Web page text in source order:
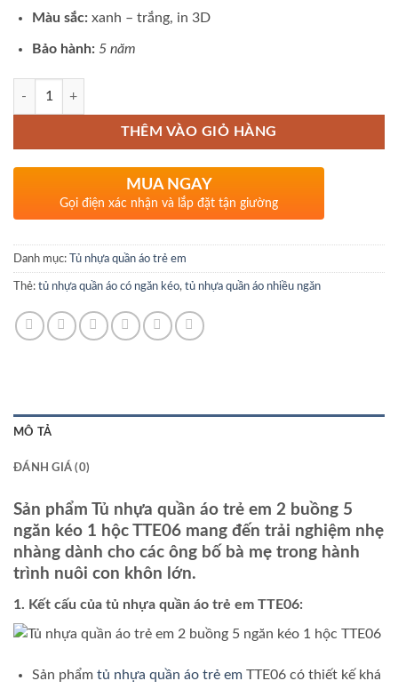
Màu sắc:xanh – trắng, in 3D
Bảo hành: 5 năm
Số lượng
THÊM VÀO GIỎ HÀNG
MUA NGAY
Gọi điện xác nhận và lắp đặt tận giường
Danh mục: Tủ nhựa quần áo trẻ em
Thẻ: tủ nhựa quần áo có ngăn kéo, tủ nhựa quần áo nhiều ngăn
MÔ TẢ
ĐÁNH GIÁ (0)
Sản phẩm Tủ nhựa quần áo trẻ em 2 buồng 5
ngăn kéo 1 hộc TTE06 mang đến trải nghiệm nhẹ
nhàng dành cho các ông bố bà mẹ trong hành
trình nuôi con khôn lớn.
1. Kết cấu của tủ nhựa quần áo trẻ em TTE06:
Sản phẩm tủ nhựa quần áo trẻ emTTE06 có thiết kế khá